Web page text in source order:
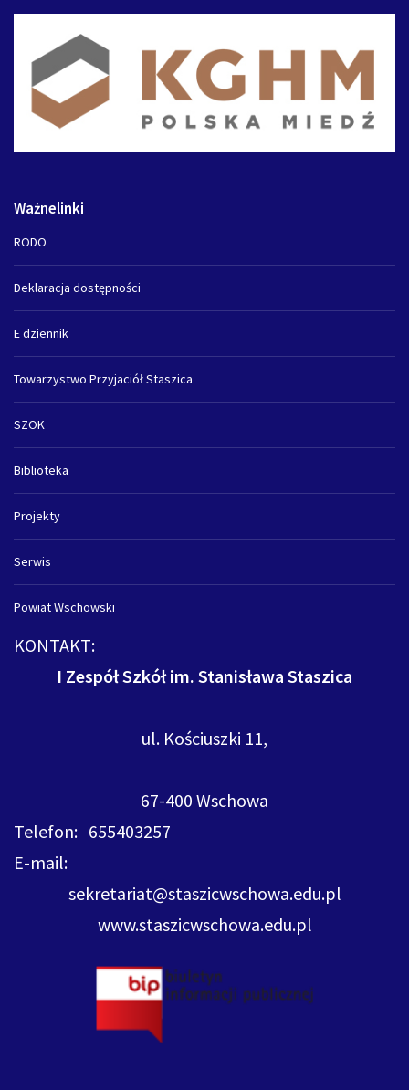
Ważnelinki
RODO
Deklaracja dostępności
E dziennik
Towarzystwo Przyjaciół Staszica
SZOK
Biblioteka
Projekty
Serwis
Powiat Wschowski
KONTAKT:
I Zespół Szkół im. Stanisława Staszica
ul. Kościuszki 11,
67-400 Wschowa
Telefon: 655403257
E-mail:
sekretariat@staszicwschowa.edu.pl
www.staszicwschowa.edu.pl